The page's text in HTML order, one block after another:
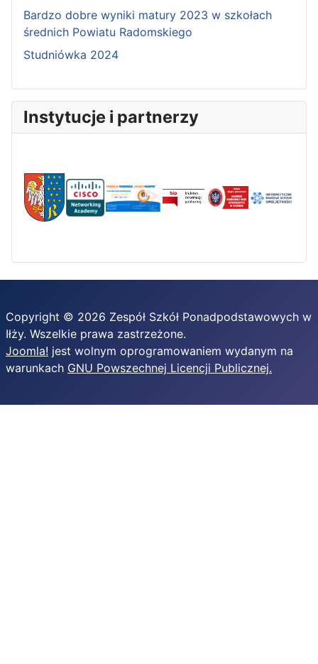
Bardzo dobre wyniki matury 2023 w szkołach
średnich Powiatu Radomskiego
Studniówka 2024
Instytucje i partnerzy
Copyright © 2026 Zespół Szkół Ponadpodstawowych w
Iłży. Wszelkie prawa zastrzeżone.
Joomla! jest wolnym oprogramowaniem wydanym na
warunkach GNU Powszechnej Licencji Publicznej.